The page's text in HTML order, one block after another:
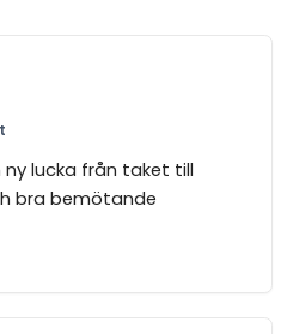
lucka från taket till
bra bemötande